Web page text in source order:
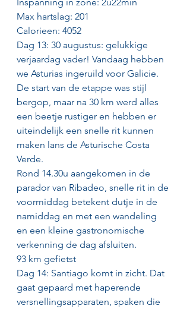
Max hartslag: 201
Calorieen: 4052
Dag 13: 30 augustus: gelukkige
verjaardag vader! Vandaag hebben
we Asturias ingeruild voor Galicie.
De start van de etappe was stijl
bergop, maar na 30 km werd alles
een beetje rustiger en hebben er
uiteindelijk een snelle rit kunnen
maken lans de Asturische Costa
Verde.
Rond 14.30u aangekomen in de
parador van Ribadeo, snelle rit in de
voormiddag betekent dutje in de
namiddag en met een wandeling
en een kleine gastronomische
verkenning de dag afsluiten.
93 km gefietst
Dag 14: Santiago komt in zicht. Dat
gaat gepaard met haperende
versnellingsapparaten, spaken die